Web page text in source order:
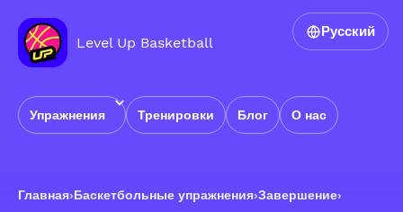
Level Up Basketball
Упражнения Тренировки Блог О нас
Русский
Главная›Баскетбольные упражнения›Завершение›